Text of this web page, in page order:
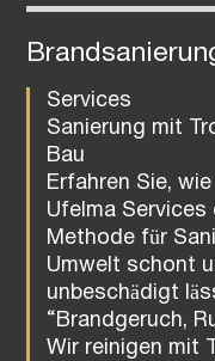
Services
Sanierung mit
Bau
Erfahren Sie,
Ufelma
Methode für
Umwelt schont
unbeschädigt
“Brandgeruch,
Wir reinigen mit